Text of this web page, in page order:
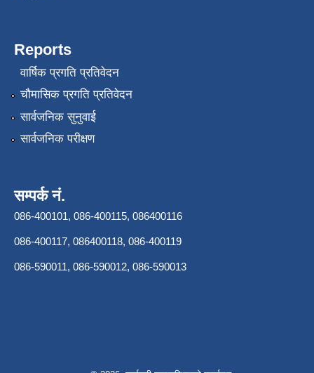
Reports
वार्षिक प्रगति प्रतिवेदन
चौमासिक प्रगति प्रतिवेदन
सार्वजनिक सुनुवाई
सार्वजनिक परीक्षण
सम्पर्क नं.
086-400101, 086-400115, 086400116
086-400117, 086400118, 086-400119
086-590011, 086-590012, 086-590013